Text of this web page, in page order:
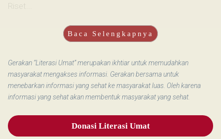
Riset...
Baca Selengkapnya
Gerakan “Literasi Umat” merupakan ikhtiar untuk memudahkan
masyarakat mengakses informasi. Gerakan bersama untuk
menebarkan informasi yang sehat ke masyarakat luas. Oleh karena
informasi yang sehat akan membentuk masyarakat yang sehat.
Donasi Literasi Umat